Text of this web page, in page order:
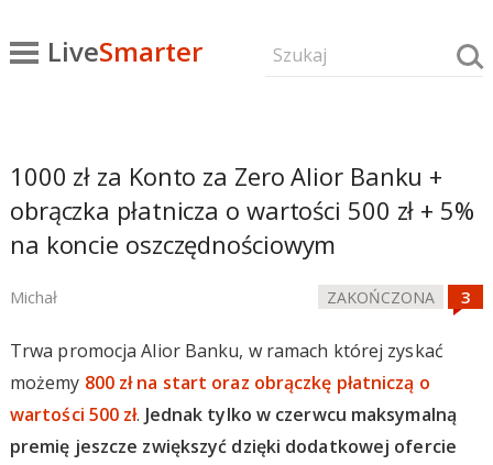
LiveSmarter
1000 zł za Konto za Zero Alior Banku +
obrączka płatnicza o wartości 500 zł + 5%
na koncie oszczędnościowym
Michał ZAKOŃCZONA
Trwa promocja Alior Banku, w ramach której zyskać
możemy 800 zł na start oraz obrączkę płatniczą o
wartości 500 zł. Jednak tylko w czerwcu maksymalną
premię jeszcze zwiększyć dzięki dodatkowej ofercie